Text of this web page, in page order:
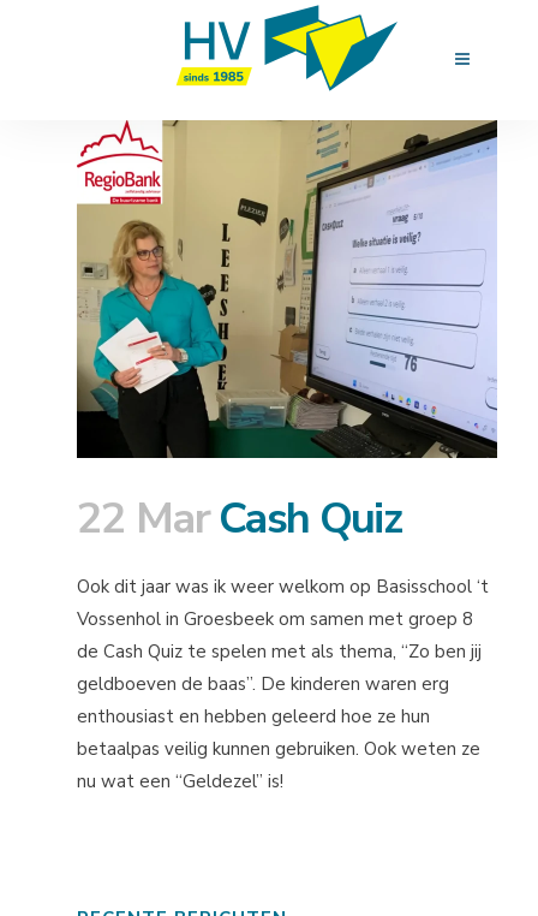
22 MarCash Quiz
Ook dit jaar was ik weer welkom op Basisschool ‘t
Vossenhol in Groesbeek om samen met groep 8
de Cash Quiz te spelen met als thema, “Zo ben jij
geldboeven de baas”. De kinderen waren erg
enthousiast en hebben geleerd hoe ze hun
betaalpas veilig kunnen gebruiken. Ook weten ze
nu wat een “Geldezel” is!